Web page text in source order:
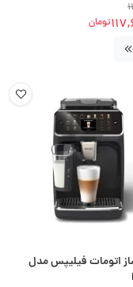
تومان
اتومات فیلیپس مدل